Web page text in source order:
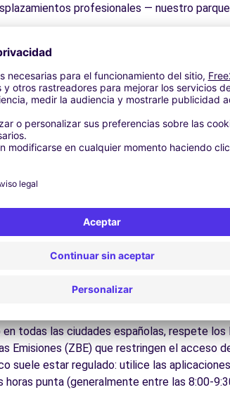
profesionales — nuestro
mejores precios del mercado gracias a
en línea en pocos clics con precios
en una de nuestras numerosas oficinas
de los aeropuertos.
intuitiva le permite reservar su vehículo
sus preguntas.
Los Corrales de
del casco antiguo y descubra su
parques y jardines para un descanso en
interés de la región, fácilmente accesibles
la gastronomía regional en los restaurantes
conducir en Los
para todos los conductores con
todas las ciudades españolas, respete
Emisiones (ZBE) que restringen el acceso
suele estar regulado: utilice las
punta (generalmente entre las 8:00-